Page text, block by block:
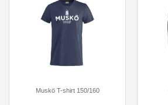
Muskö T-shirt 150/160